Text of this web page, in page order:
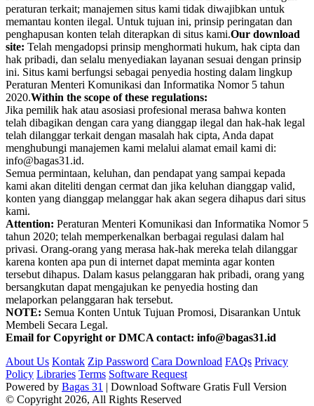
peraturan terkait; manajemen situs kami tidak diwajibkan untuk
memantau konten ilegal. Untuk tujuan ini, prinsip peringatan dan
penghapusan konten telah diterapkan di situs kami.Our download
site: Telah mengadopsi prinsip menghormati hukum, hak cipta dan
hak pribadi, dan selalu menyediakan layanan sesuai dengan prinsip
ini. Situs kami berfungsi sebagai penyedia hosting dalam lingkup
Peraturan Menteri Komunikasi dan Informatika Nomor 5 tahun
2020.Within the scope of these regulations:
Jika pemilik hak atau asosiasi profesional merasa bahwa konten
telah dibagikan dengan cara yang dianggap ilegal dan hak-hak legal
telah dilanggar terkait dengan masalah hak cipta, Anda dapat
menghubungi manajemen kami melalui alamat email kami di:
info@bagas31.id.
Semua permintaan, keluhan, dan pendapat yang sampai kepada
kami akan diteliti dengan cermat dan jika keluhan dianggap valid,
konten yang dianggap melanggar hak akan segera dihapus dari situs
kami.
Attention: Peraturan Menteri Komunikasi dan Informatika Nomor 5
tahun 2020; telah memperkenalkan berbagai regulasi dalam hal
privasi. Orang-orang yang merasa hak-hak mereka telah dilanggar
karena konten apa pun di internet dapat meminta agar konten
tersebut dihapus. Dalam kasus pelanggaran hak pribadi, orang yang
bersangkutan dapat mengajukan ke penyedia hosting dan
melaporkan pelanggaran hak tersebut.
NOTE: Semua Konten Untuk Tujuan Promosi, Disarankan Untuk
Membeli Secara Legal.
Email for Copyright or DMCA contact: info@bagas31.id
About Us Kontak Zip Password Cara Download FAQs Privacy
Policy Libraries Terms Software Request
Powered by Bagas 31 | Download Software Gratis Full Version
© Copyright 2026, All Rights Reserved